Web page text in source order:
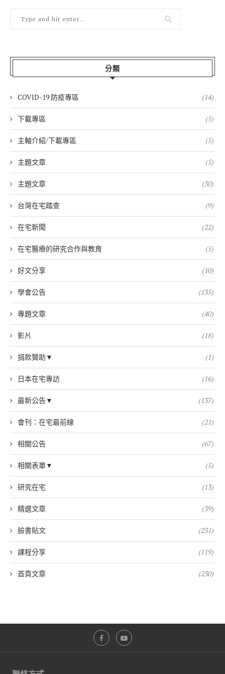
分類
COVID-19 防疫專區 (14)
下載專區 (5)
主軸介紹/下載專區 (5)
主題文章 (5)
主題文章 (30)
台灣在宅踏查 (9)
在宅新聞 (22)
在宅醫療的研究合作與教育 (5)
好文分享 (10)
學會公告 (135)
專題文章 (40)
影片 (18)
捐款贊助▼ (1)
日本在宅專訪 (16)
最新公告▼ (137)
會刊：在宅最前線 (21)
相關公告 (67)
相關表單▼ (5)
研究在宅 (13)
精選文章 (39)
臉書貼文 (231)
課程分享 (119)
首頁文章 (230)